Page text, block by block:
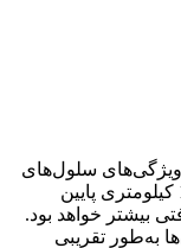
ویژگی‌های سلول‌های
همرفتی (با فرض تک‌لایه‌بودن همرفتی گوشته) در سه مدل گرمایش از پایین‌ترین عمق گوشته که به هسته وصل است، توزیع منابع حرارتی در سرتاسر گوشته و توزیع منابع حرارتی در 150 کیلومتری پایین
بیشتر خواهد بود.
با سرعت فرورانش آن‌ها به‌طور تقریبی